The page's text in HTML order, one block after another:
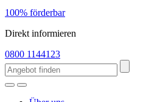
100% förderbar
Direkt informieren
0800 1144123